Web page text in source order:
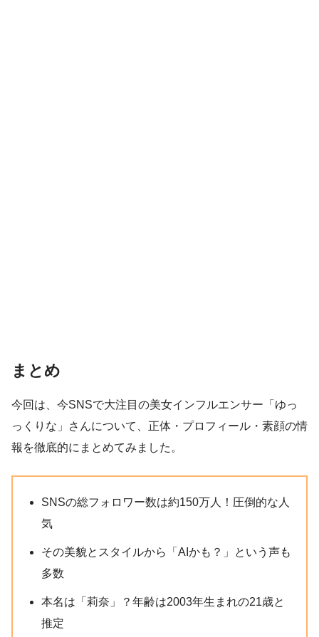
まとめ
今回は、今SNSで大注目の美女インフルエンサー「ゆっ
っくりな」さんについて、正体・プロフィール・素顔の情
報を徹底的にまとめてみました。
SNSの総フォロワー数は約150万人！圧倒的な人
気
その美貌とスタイルから「AIかも？」という声も
多数
本名は「莉奈」？年齢は2003年生まれの21歳と
推定